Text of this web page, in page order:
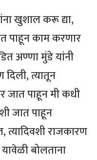
खुशाल करू द्या,
पाहून काम करणार
अण्णा मुंडे यांनी
त्यातून
पाहून मी कधी
जात पाहून
राजकारण
बोलताना